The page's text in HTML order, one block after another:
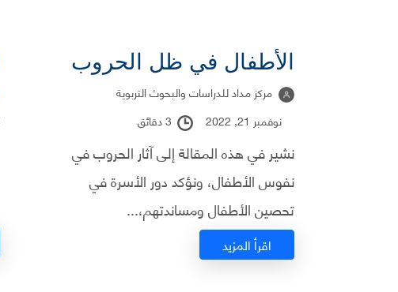
الأطفال في ظل الحروب
مركز مداد للدراسات والبحوث التربوية
نوفمبر 21, 2022
نشير في هذه المقالة إلى آثار الحروب في
نفوس الأطفال، ونؤكد دور الأسرة في
تحصين الأطفال ومساندتهم،...
اقرأ المزيد